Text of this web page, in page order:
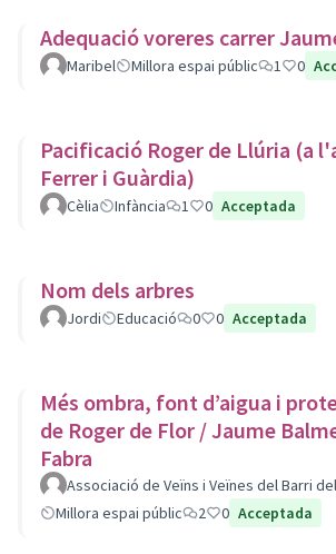
Adequació voreres carrer
Maribel Millora espai públic 1 0
Pacificació Roger de Llúria (a
Ferrer i Guàrdia)
Cèlia Infància 1 0 Acceptada
Nom dels arbres
Jordi Educació 0 0 Acceptada
Més ombra, font d’aigua i
de Roger de Flor / Jaume
Fabra
Associació de Veïns i Veïnes del Barri
Millora espai públic
2 0 Acceptada